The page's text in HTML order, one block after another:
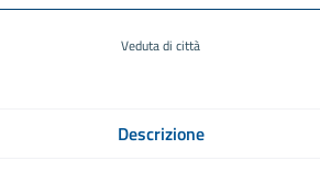
Veduta di città
Descrizione